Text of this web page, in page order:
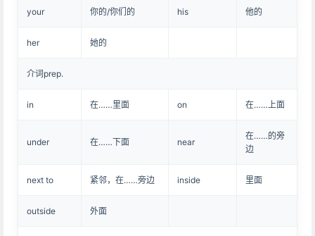
your 你的/你们的 his 他的
her 她的
介词prep.
in 在……里面 on 在……上面
under 在……下面 near
在……的旁
边
next to 紧邻，在……旁边 inside 里面
outside 外面